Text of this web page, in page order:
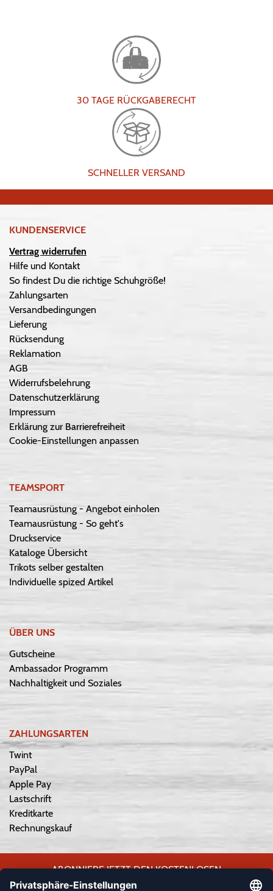
30 TAGE RÜCKGABERECHT
SCHNELLER VERSAND
KUNDENSERVICE
Vertrag widerrufen
Hilfe und Kontakt
So findest Du die richtige Schuhgröße!
Zahlungsarten
Versandbedingungen
Lieferung
Rücksendung
Reklamation
AGB
Widerrufsbelehrung
Datenschutzerklärung
Impressum
Erklärung zur Barrierefreiheit
Cookie-Einstellungen anpassen
TEAMSPORT
Teamausrüstung - Angebot einholen
Teamausrüstung - So geht's
Druckservice
Kataloge Übersicht
Trikots selber gestalten
Individuelle spized Artikel
ÜBER UNS
Gutscheine
Ambassador Programm
Nachhaltigkeit und Soziales
ZAHLUNGSARTEN
Twint
PayPal
Apple Pay
Lastschrift
Kreditkarte
Rechnungskauf
ABONNIERE JETZT DEN KOSTENLOSEN
WEPLAYVOLLEYBALL-NEWSLETTER UND VERPASSE KEINE